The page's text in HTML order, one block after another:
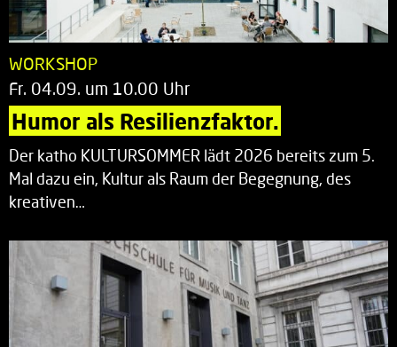
WORKSHOP
Fr. 04.09. um 10.00 Uhr
Humor als Resilienzfaktor.
Der katho KULTURSOMMER lädt 2026 bereits zum 5.
Mal dazu ein, Kultur als Raum der Begegnung, des
kreativen…